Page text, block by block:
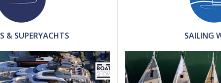
& SUPERYACHTS SAILING